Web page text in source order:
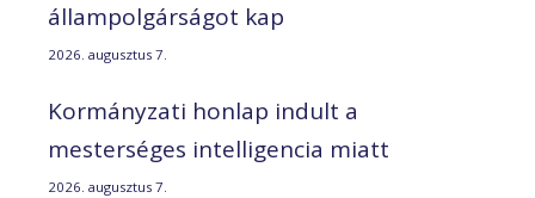
állampolgárságot kap
2026. augusztus 7.
Kormányzati honlap indult a
mesterséges intelligencia miatt
2026. augusztus 7.